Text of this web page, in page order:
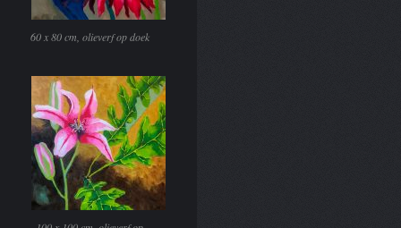
60 x 80 cm, olieverf op doek